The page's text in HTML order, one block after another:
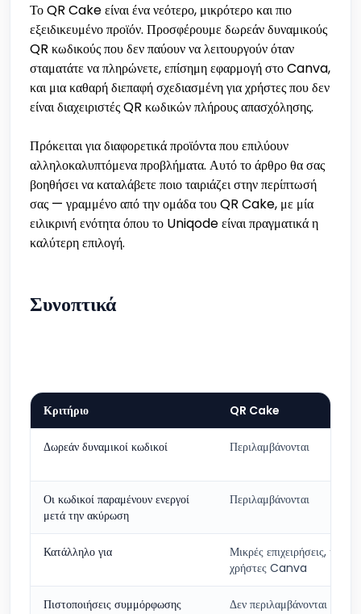
Το QR Cake είναι ένα νεότερο, μικρότερο και πιο
εξειδικευμένο προϊόν. Προσφέρουμε δωρεάν δυναμικούς
QR κωδικούς που δεν παύουν να λειτουργούν όταν
σταματάτε να πληρώνετε, επίσημη εφαρμογή στο Canva,
και μια καθαρή διεπαφή σχεδιασμένη για χρήστες που δεν
είναι διαχειριστές QR κωδικών πλήρους απασχόλησης.
Πρόκειται για διαφορετικά προϊόντα που επιλύουν
αλληλοκαλυπτόμενα προβλήματα. Αυτό το άρθρο θα σας
βοηθήσει να καταλάβετε ποιο ταιριάζει στην περίπτωσή
σας — γραμμένο από την ομάδα του QR Cake, με μία
ειλικρινή ενότητα όπου το Uniqode είναι πραγματικά η
καλύτερη επιλογή.
Συνοπτικά
Κριτήριο QR Cake
Δωρεάν δυναμικοί κωδικοί Περιλαμβάνονται
Οι κωδικοί παραμένουν ενεργοί
μετά την ακύρωση
Περιλαμβάνονται
Κατάλληλο για
Μικρές επιχειρήσεις,
χρήστες Canva
Πιστοποιήσεις συμμόρφωσης Δεν περιλαμβάνονται